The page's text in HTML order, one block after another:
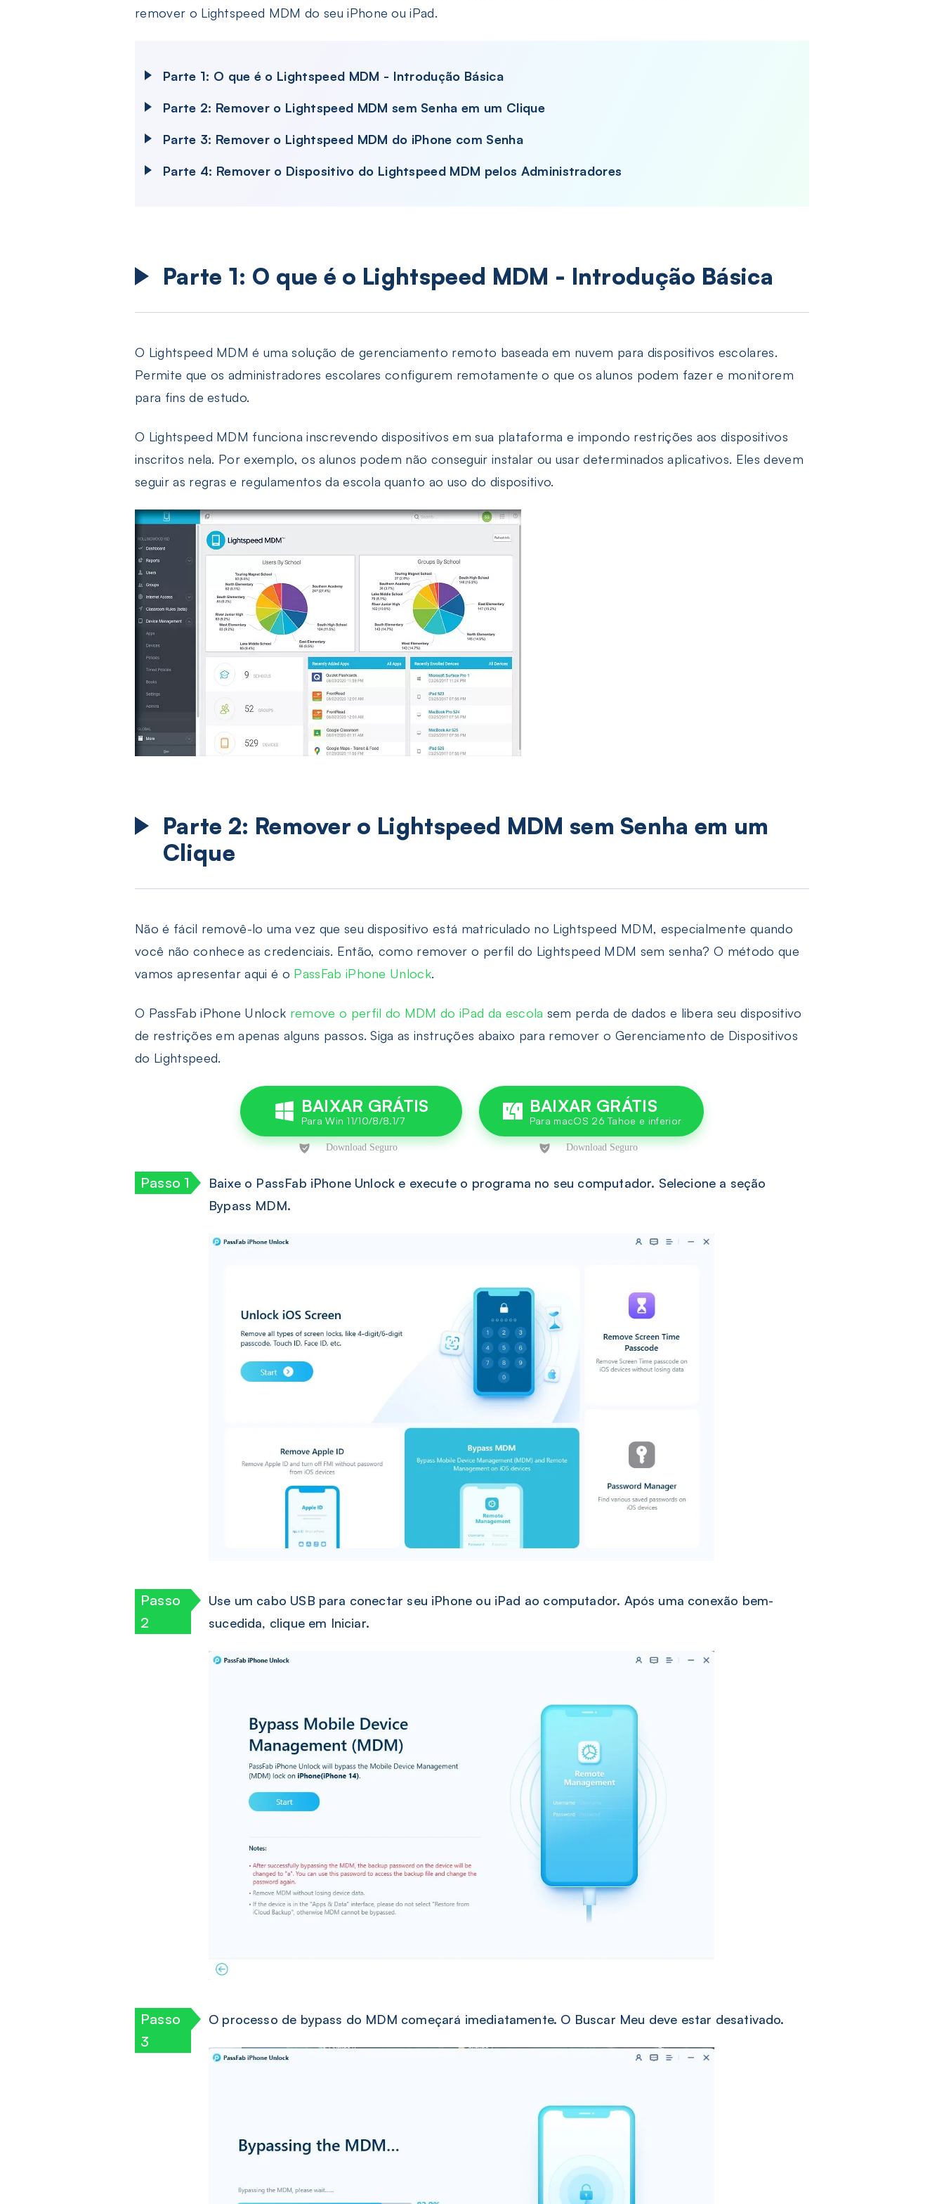
Encontre todas as senhas salvas no iPhone/iPad
remover o Lightspeed MDM do seu iPhone ou iPad.
Parte 1: O que é o Lightspeed MDM - Introdução Básica
Parte 2: Remover o Lightspeed MDM sem Senha em um Clique
Parte 3: Remover o Lightspeed MDM do iPhone com Senha
Parte 4: Remover o Dispositivo do Lightspeed MDM pelos Administradores
Parte 1: O que é o Lightspeed MDM - Introdução Básica
O Lightspeed MDM é uma solução de gerenciamento remoto baseada em nuvem para dispositivos escolares.
Permite que os administradores escolares configurem remotamente o que os alunos podem fazer e monitorem
para fins de estudo.
O Lightspeed MDM funciona inscrevendo dispositivos em sua plataforma e impondo restrições aos dispositivos
inscritos nela. Por exemplo, os alunos podem não conseguir instalar ou usar determinados aplicativos. Eles devem
seguir as regras e regulamentos da escola quanto ao uso do dispositivo.
Parte 2: Remover o Lightspeed MDM sem Senha em um
Clique
Não é fácil removê-lo uma vez que seu dispositivo está matriculado no Lightspeed MDM, especialmente quando
você não conhece as credenciais. Então, como remover o perfil do Lightspeed MDM sem senha? O método que
vamos apresentar aqui é o PassFab iPhone Unlock.
O PassFab iPhone Unlock remove o perfil do MDM do iPad da escola sem perda de dados e libera seu dispositivo
de restrições em apenas alguns passos. Siga as instruções abaixo para remover o Gerenciamento de Dispositivos
do Lightspeed.
BAIXAR GRÁTIS BAIXAR GRÁTIS
Baixe o PassFab iPhone Unlock e execute o programa no seu computador. Selecione a seção
Bypass MDM.
Use um cabo USB para conectar seu iPhone ou iPad ao computador. Após uma conexão bem-
sucedida, clique em Iniciar.
O processo de bypass do MDM começará imediatamente. O Buscar Meu deve estar desativado.